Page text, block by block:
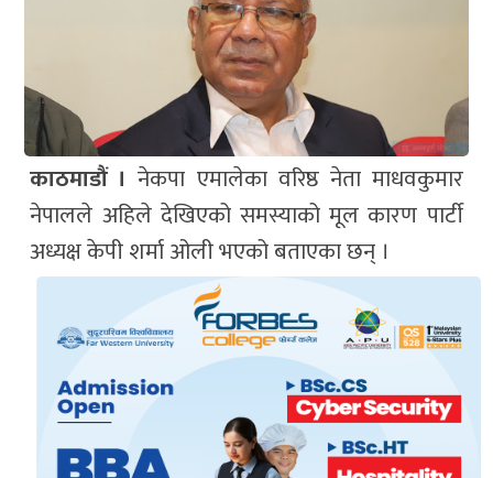
काठमाडौं । नेकपा एमालेका वरिष्ठ नेता माधवकुमार
नेपालले अहिले देखिएको समस्याको मूल कारण पार्टी
अध्यक्ष केपी शर्मा ओली भएको बताएका छन् ।